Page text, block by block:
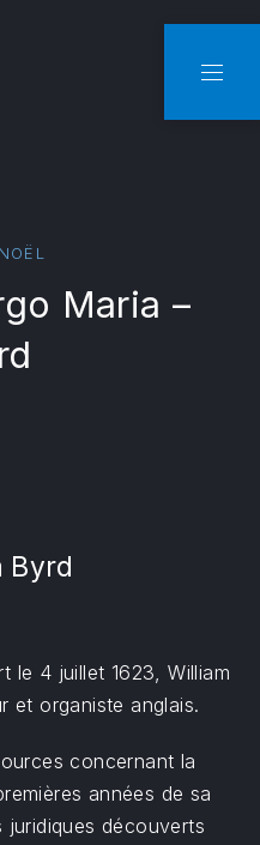
NOËL
Maria –
Byrd
le 4 juillet 1623, William
et organiste anglais.
concernant la
années de sa
juridiques découverts